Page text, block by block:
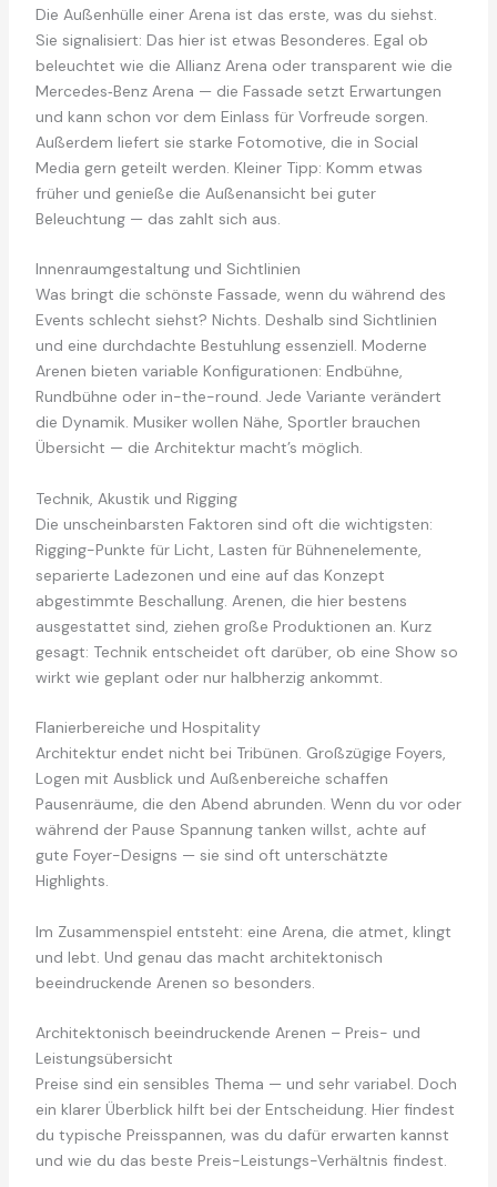
Die Außenhülle einer Arena ist das erste, was du siehst.
Sie signalisiert: Das hier ist etwas Besonderes. Egal ob
beleuchtet wie die Allianz Arena oder transparent wie die
Mercedes‑Benz Arena — die Fassade setzt Erwartungen
und kann schon vor dem Einlass für Vorfreude sorgen.
Außerdem liefert sie starke Fotomotive, die in Social
Media gern geteilt werden. Kleiner Tipp: Komm etwas
früher und genieße die Außenansicht bei guter
Beleuchtung — das zahlt sich aus.
Innenraumgestaltung und Sichtlinien
Was bringt die schönste Fassade, wenn du während des
Events schlecht siehst? Nichts. Deshalb sind Sichtlinien
und eine durchdachte Bestuhlung essenziell. Moderne
Arenen bieten variable Konfigurationen: Endbühne,
Rundbühne oder in-the-round. Jede Variante verändert
die Dynamik. Musiker wollen Nähe, Sportler brauchen
Übersicht — die Architektur macht’s möglich.
Technik, Akustik und Rigging
Die unscheinbarsten Faktoren sind oft die wichtigsten:
Rigging-Punkte für Licht, Lasten für Bühnenelemente,
separierte Ladezonen und eine auf das Konzept
abgestimmte Beschallung. Arenen, die hier bestens
ausgestattet sind, ziehen große Produktionen an. Kurz
gesagt: Technik entscheidet oft darüber, ob eine Show so
wirkt wie geplant oder nur halbherzig ankommt.
Flanierbereiche und Hospitality
Architektur endet nicht bei Tribünen. Großzügige Foyers,
Logen mit Ausblick und Außenbereiche schaffen
Pausenräume, die den Abend abrunden. Wenn du vor oder
während der Pause Spannung tanken willst, achte auf
gute Foyer-Designs — sie sind oft unterschätzte
Highlights.
Im Zusammenspiel entsteht: eine Arena, die atmet, klingt
und lebt. Und genau das macht architektonisch
beeindruckende Arenen so besonders.
Architektonisch beeindruckende Arenen – Preis- und
Leistungsübersicht
Preise sind ein sensibles Thema — und sehr variabel. Doch
ein klarer Überblick hilft bei der Entscheidung. Hier findest
du typische Preisspannen, was du dafür erwarten kannst
und wie du das beste Preis-Leistungs-Verhältnis findest.